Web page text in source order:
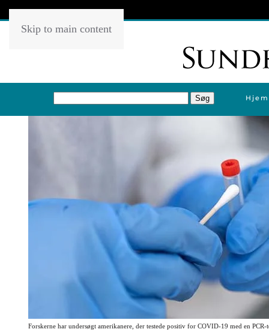
Skip to main content
Hjem
Forskerne har undersøgt amerikanere, der testede positiv for COVID-19 med en PCR-